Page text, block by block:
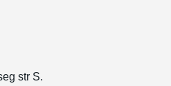
str S.